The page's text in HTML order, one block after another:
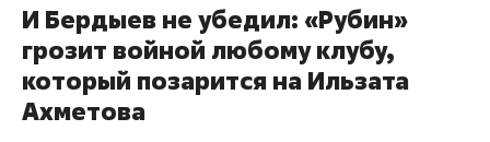
И Бердыев не убедил: «Рубин»
грозит войной любому клубу,
который позарится на Ильзата
Ахметова